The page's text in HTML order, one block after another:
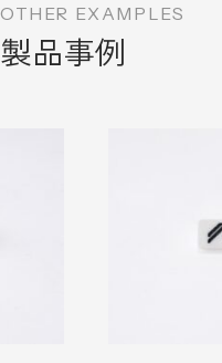
OTHER EXAMPLES
製品事例